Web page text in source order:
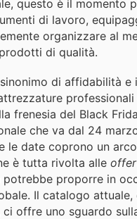
questo è il momento
di lavoro,
organizzare al
di qualità.
di affidabilità e
frenesia del Black
che va dal 24
le date coprono un
è tutta rivolta alle
potrebbe proporre in
Il catalogo attuale,
ci offre uno sguardo